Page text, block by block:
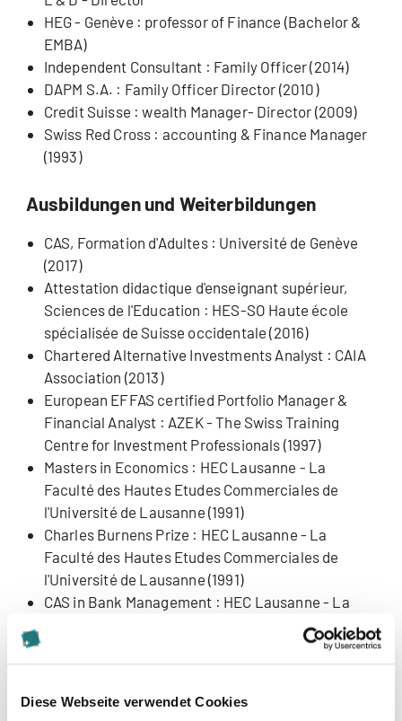
Diese Webseite verwendet Cookies
HEG - Genève : professor of Finance (Bachelor &
EMBA)
Independent Consultant : Family Officer (2014)
DAPM S.A. : Family Officer Director (2010)
Credit Suisse : wealth Manager- Director (2009)
Swiss Red Cross : accounting & Finance Manager
(1993)
Ausbildungen und Weiterbildungen
CAS, Formation d'Adultes : Université de Genève
(2017)
Attestation didactique d'enseignant supérieur,
Sciences de l'Education : HES-SO Haute école
spécialisée de Suisse occidentale (2016)
Chartered Alternative Investments Analyst : CAIA
Association (2013)
European EFFAS certified Portfolio Manager &
Financial Analyst : AZEK - The Swiss Training
Centre for Investment Professionals (1997)
Masters in Economics : HEC Lausanne - La
Faculté des Hautes Etudes Commerciales de
l'Université de Lausanne (1991)
Charles Burnens Prize : HEC Lausanne - La
Faculté des Hautes Etudes Commerciales de
l'Université de Lausanne (1991)
CAS in Bank Management : HEC Lausanne - La
Faculté des Hautes Etudes Commerciales de
Studiengangsleiter für